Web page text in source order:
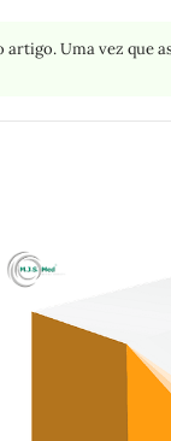
Uma vez que